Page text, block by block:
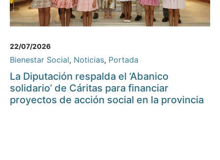
22/07/2026
Bienestar Social, Noticias, Portada
La Diputación respalda el ‘Abanico
solidario’ de Cáritas para financiar
proyectos de acción social en la provincia